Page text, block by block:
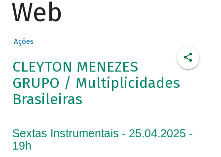
Web
Ações
CLEYTON MENEZES
GRUPO / Multiplicidades
Brasileiras
Sextas Instrumentais - 25.04.2025 -
19h